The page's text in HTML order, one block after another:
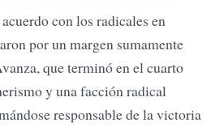
con los radicales en
por un margen sumamente
que terminó en el cuarto
y una facción radical
responsable de la victoria